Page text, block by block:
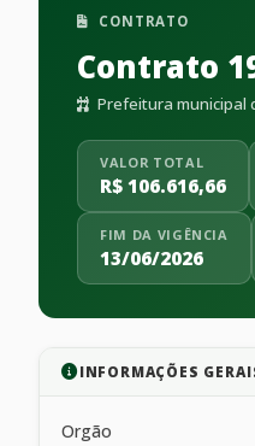
CONTRATO
Contrato
Prefeitura municipal
VALOR TOTAL
R$ 106.616,66
FIM DA VIGÊNCIA
13/06/2026
INFORMAÇÕES
Orgão